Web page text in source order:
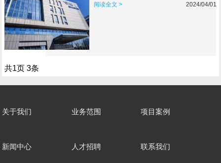
阅读全文 >
2024/04/01
共1页 3条
关于我们 业务范围 项目案例
新闻中心 人才招聘 联系我们